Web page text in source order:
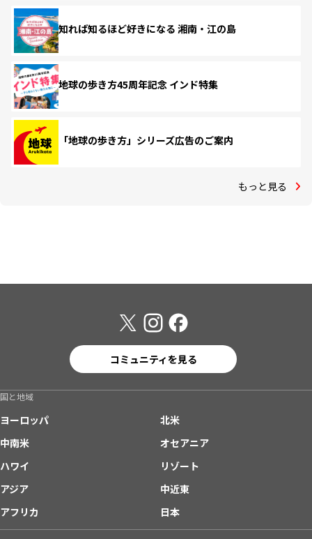
知れば知るほど好きになる 湘南・江の島
地球の歩き方45周年記念 インド特集
「地球の歩き方」シリーズ広告のご案内
もっと見る
コミュニティを見る
国と地域
ヨーロッパ
北米
中南米
オセアニア
ハワイ
リゾート
アジア
中近東
アフリカ
日本